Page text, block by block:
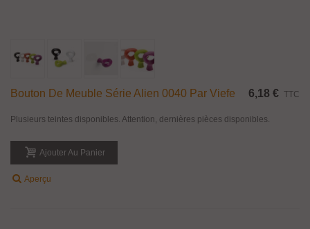
Bouton De Meuble Série Alien 0040 Par Viefe 6,18 € TTC
Plusieurs teintes disponibles. Attention, dernières pièces disponibles.
Ajouter Au Panier
Aperçu